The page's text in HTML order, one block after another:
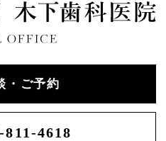
811-4618
・ご予約